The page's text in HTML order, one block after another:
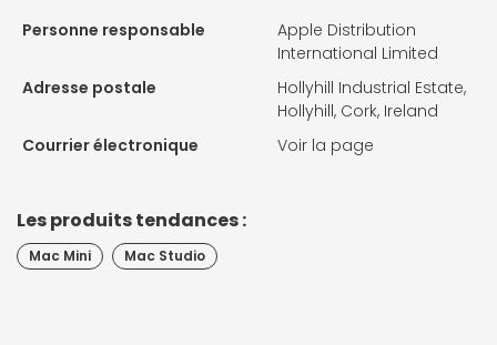
Personne responsable
Apple Distribution
International Limited
Adresse postale
Hollyhill Industrial Estate,
Hollyhill, Cork, Ireland
Courrier électronique
Voir la page
Les produits tendances :
Mac Mini Mac Studio